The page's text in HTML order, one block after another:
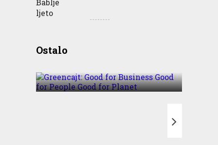
OstaloBusiness Good for People